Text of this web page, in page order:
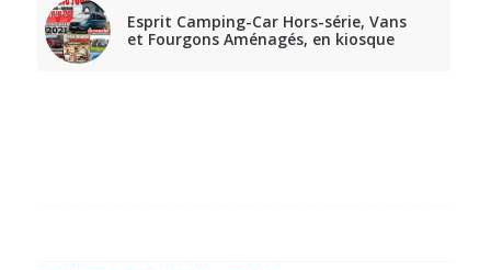
Esprit Camping-Car Hors-série, Vans
et Fourgons Aménagés, en kiosque